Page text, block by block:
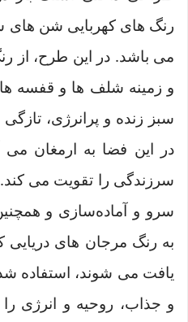
رنگ های کهربایی شن های
می باشد. در این طرح، از
و زمینه شلف ها و قفسه
سبز زنده و پرانرژی،
در این فضا به ارمغان
سرزندگی را تقویت می
سرو و آماده‌سازی و
به رنگ مرجان های دریایی
یافت می شوند، استفاده
و جذاب، روحیه و انرژی